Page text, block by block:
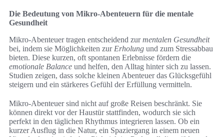
Die Bedeutung von Mikro-Abenteuern für die mentale
Gesundheit
Mikro-Abenteuer tragen entscheidend zurmentalen Gesundheit
bei, indem sie Möglichkeiten zur Erholung und zum Stressabbau
bieten. Diese kurzen, oft spontanen Erlebnisse fördern die
emotionale Balance und helfen, den Alltag hinter sich zu lassen.
Studien zeigen, dass solche kleinen Abenteuer das Glücksgefühl
steigern und ein stärkeres Gefühl der Erfüllung vermitteln.
Mikro-Abenteuer sind nicht auf große Reisen beschränkt. Sie
können direkt vor der Haustür stattfinden, wodurch sie sich
perfekt in den täglichen Rhythmus integrieren lassen. Ob ein
kurzer Ausflug in die Natur, ein Spaziergang in einem neuen